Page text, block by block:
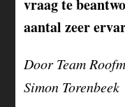
vraag te
aantal zeer
Door Team
Simon Torenbeek